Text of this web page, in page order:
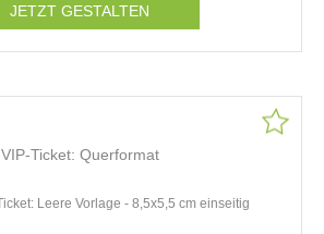
JETZT GESTALTEN
VIP-Ticket: Querformat